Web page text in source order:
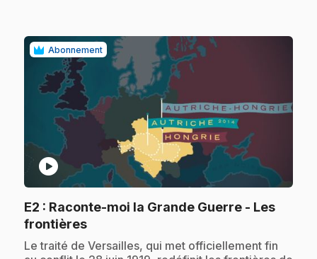
Abonnement
play_circle
E2 : Raconte-moi la Grande Guerre - Les
frontières.
.Le traité de Versailles, qui met officiellement fin